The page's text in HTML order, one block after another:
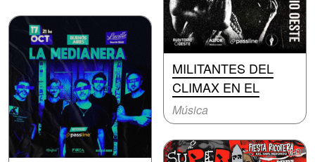
MILITANTES DEL
CLIMAX EN EL
Música